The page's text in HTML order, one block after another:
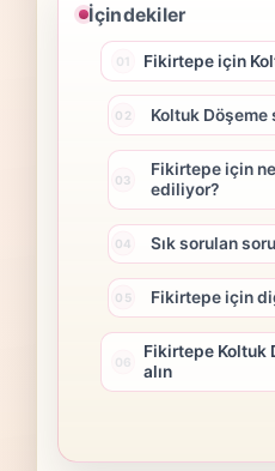
İçindekiler
Fikirtepe için
Koltuk Döşeme
Fikirtepe için
ediliyor?
Sık sorulan
Fikirtepe için
Fikirtepe Koltuk
alın